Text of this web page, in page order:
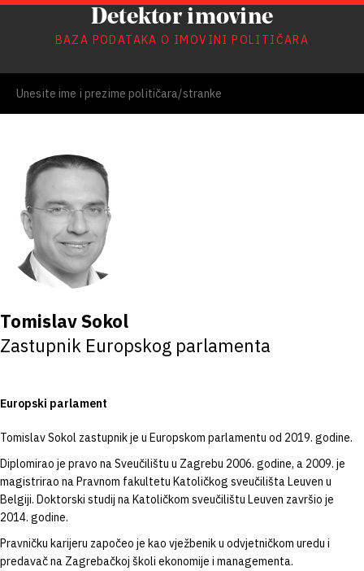
Detektor imovine
BAZA PODATAKA O IMOVINI POLITIČARA
Tomislav Sokol
Zastupnik Europskog parlamenta
Europski parlament
Tomislav Sokol zastupnik je u Europskom parlamentu od 2019. godine.
Diplomirao je pravo na Sveučilištu u Zagrebu 2006. godine, a 2009. je
magistrirao na Pravnom fakultetu Katoličkog sveučilišta Leuven u
Belgiji. Doktorski studij na Katoličkom sveučilištu Leuven završio je
2014. godine.
Pravničku karijeru započeo je kao vježbenik u odvjetničkom uredu i
predavač na Zagrebačkoj školi ekonomije i managementa.